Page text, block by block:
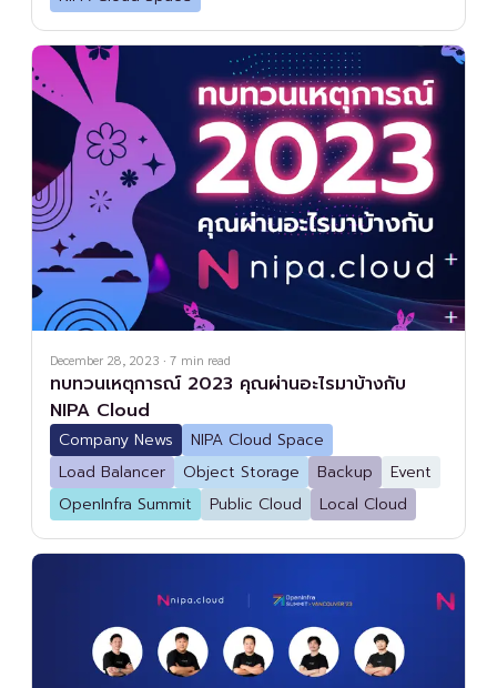
December 28, 2023 · 7 min read
ทบทวนเหตุการณ์ 2023 คุณผ่านอะไรมาบ้างกับ
NIPA Cloud
Company News
NIPA Cloud Space
Load Balancer
Object Storage Backup
Event
OpenInfra Summit
Public Cloud Local Cloud